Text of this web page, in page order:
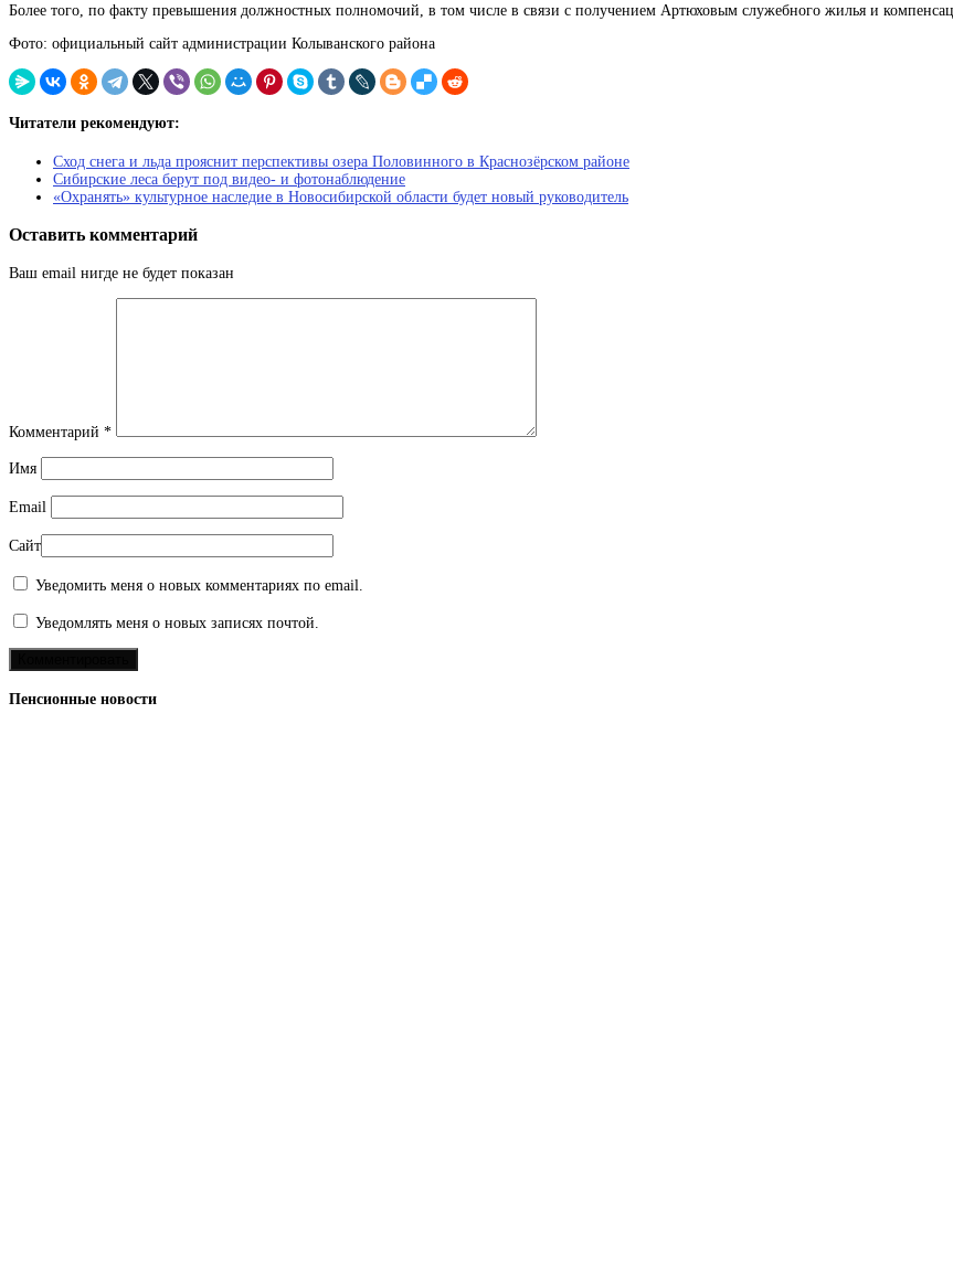
Более того, по факту превышения должностных полномочий, в том числе в связи с получением Артюховым служебного жилья и
Фото: официальный сайт администрации Колыванского района
Читатели рекомендуют:
Сход снега и льда прояснит перспективы озера Половинного в Краснозёрском районе
Сибирские леса берут под видео- и фотонаблюдение
«Охранять» культурное наследие в Новосибирской области будет новый руководитель
Оставить комментарий
Ваш email нигде не будет показан
Комментарий *
Имя
Email
Сайт
Уведомить меня о новых комментариях по email.
Уведомлять меня о новых записях почтой.
Пенсионные новости